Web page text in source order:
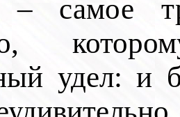
– самое
удел: и